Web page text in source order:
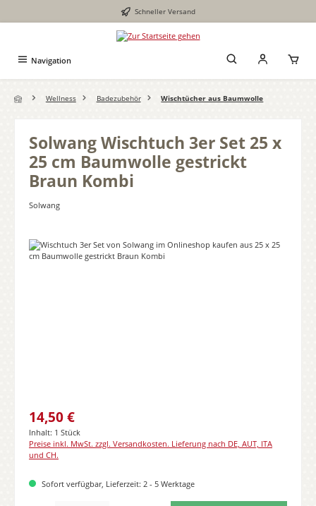
Schneller Versand
Navigation
Wellness Badezubehör Wischtücher aus Baumwolle
Solwang Wischtuch 3er Set 25 x
25 cm Baumwolle gestrickt
Braun Kombi
Solwang
Bildergalerie überspringen
Regulärer Preis:
14,50 €
Inhalt: 1 Stück
Preise inkl. MwSt. zzgl. Versandkosten. Lieferung nach DE, AUT, ITA
und CH.
Sofort verfügbar, Lieferzeit: 2 - 5 Werktage